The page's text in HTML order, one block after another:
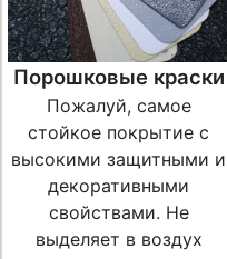
Порошковые краски
Пожалуй, самое
стойкое покрытие с
высокими защитными и
декоративными
свойствами. Не
выделяет в воздух